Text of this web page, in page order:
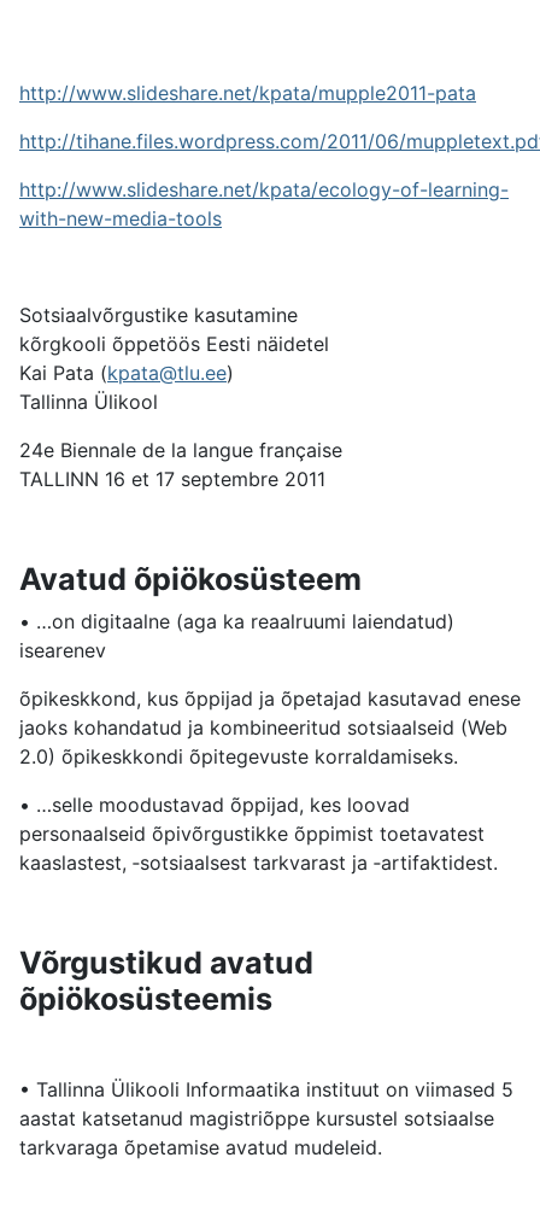
http://www.slideshare.net/kpata/mupple2011-pata
http://tihane.files.wordpress.com/2011/06/
http://www.slideshare.net/kpata/ecology-of-learning-
with-new-media-tools
Sotsiaalvõrgustike kasutamine
kõrgkooli õppetöös Eesti näidetel
Kai Pata (kpata@tlu.ee)
Tallinna Ülikool
24e Biennale de la langue française
TALLINN 16 et 17 septembre 2011
Avatud õpiökosüsteem
• …on digitaalne (aga ka reaalruumi laiendatud)
isearenev
õpikeskkond, kus õppijad ja õpetajad kasutavad enese
jaoks kohandatud ja kombineeritud sotsiaalseid (Web
2.0) õpikeskkondi õpitegevuste korraldamiseks.
• …selle moodustavad õppijad, kes loovad
personaalseid õpivõrgustikke õppimist toetavatest
kaaslastest, ‐sotsiaalsest tarkvarast ja ‐artifaktidest.
Võrgustikud avatud
õpiökosüsteemis
• Tallinna Ülikooli Informaatika instituut on viimased 5
aastat katsetanud magistriõppe kursustel sotsiaalse
tarkvaraga õpetamise avatud mudeleid.